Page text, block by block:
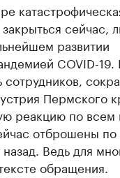
сейчас,
развитии
COVID-
сотрудников,
Пермского
реакцию по всем
отброшены по
Ведь для
обращения.